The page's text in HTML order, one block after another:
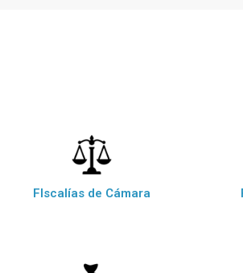
FIscalías de Cámara